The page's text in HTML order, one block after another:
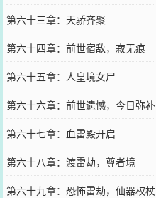
第六十三章：天骄齐聚
第六十四章：前世宿敌，寂无痕
第六十五章：人皇境女尸
第六十六章：前世遗憾，今日弥补
第六十七章：血雷殿开启
第六十八章：渡雷劫，尊者境
第六十九章：恐怖雷劫，仙器权杖